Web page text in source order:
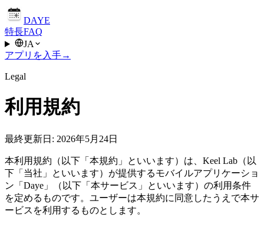
DAYE
特長FAQ
JA
アプリを入手→
Legal
利用規約
最終更新日 : 2026年5月24日
本利用規約（以下「本規約」といいます）は、Keel Lab（以
下「当社」といいます）が提供するモバイルアプリケーショ
ン「Daye」（以下「本サービス」といいます）の利用条件
を定めるものです。ユーザーは本規約に同意したうえで本サ
ービスを利用するものとします。